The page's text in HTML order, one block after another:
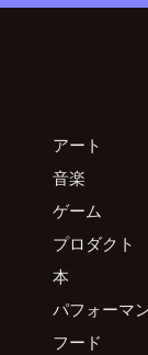
アート
音楽
ゲーム
プロダクト
本
パフォーマ
フード